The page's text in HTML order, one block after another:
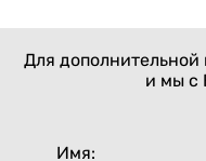
Для
и мы с